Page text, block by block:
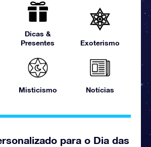
Dicas &
Presentes
Exoterismo
Misticismo Notícias
para o Dia das